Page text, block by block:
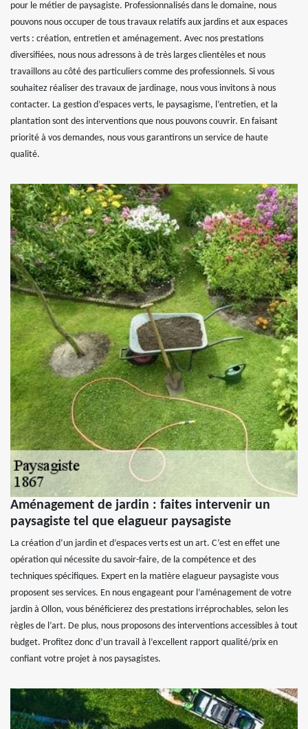
pour le métier de paysagiste. Professionnalisés dans le domaine, nous
pouvons nous occuper de tous travaux relatifs aux jardins et aux espaces
verts : création, entretien et aménagement. Avec nos prestations
diversifiées, nous nous adressons à de très larges clientèles et nous
travaillons au côté des particuliers comme des professionnels. Si vous
souhaitez réaliser des travaux de jardinage, nous vous invitons à nous
contacter. La gestion d’espaces verts, le paysagisme, l’entretien, et la
plantation sont des interventions que nous pouvons couvrir. En faisant
priorité à vos demandes, nous vous garantirons un service de haute
qualité.
Aménagement de jardin : faites intervenir un
paysagiste tel que elagueur paysagiste
La création d’un jardin et d’espaces verts est un art. C’est en effet une
opération qui nécessite du savoir-faire, de la compétence et des
techniques spécifiques. Expert en la matière elagueur paysagiste vous
proposent ses services. En nous engageant pour l’aménagement de votre
jardin à Ollon, vous bénéficierez des prestations irréprochables, selon les
règles de l’art. De plus, nous proposons des interventions accessibles à tout
budget. Profitez donc d’un travail à l’excellent rapport qualité/prix en
confiant votre projet à nos paysagistes.